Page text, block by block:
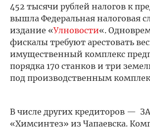
452 тысячи рублей налогов к
вышла Федеральная налоговая
издание «Улновости«.
фискалы требуют арестовать
имущественный комплекс
порядка 170 станков и три
под производственным
В числе других кредиторов —
«Химсинтез» из Чапаевска.